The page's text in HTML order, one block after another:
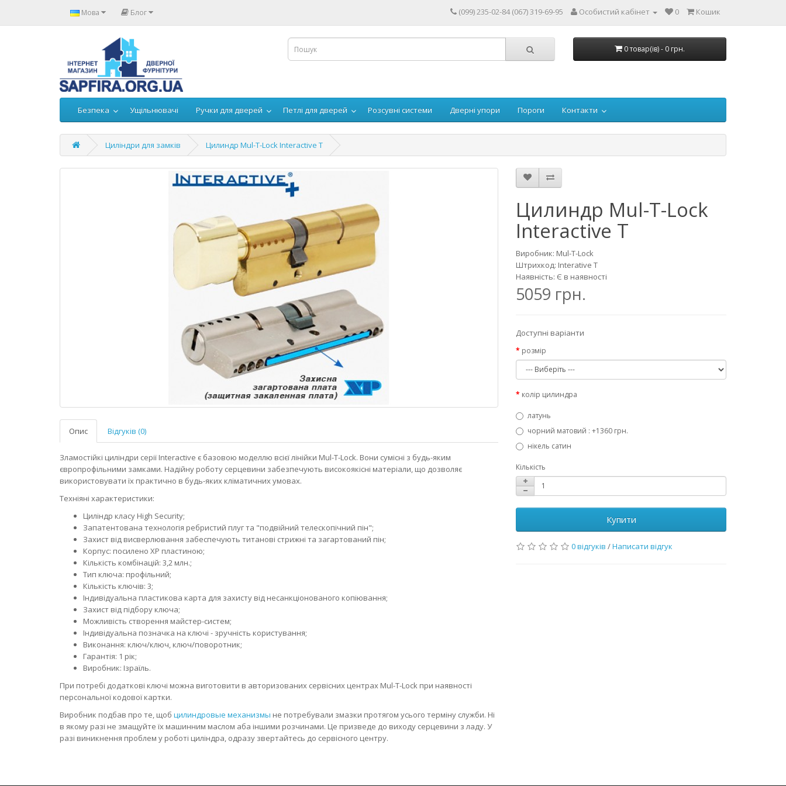
Мова Блог (099) 235-02-84 (067) 319-69-95 Особистий кабінет 0 Кошик
0 товар(ів) - 0 грн.
Безпека Ущільнювачі Ручки для дверей Петлі для дверей Розсувні системи Дверні упори Пороги Контакти
Циліндри для замків Цилиндр Mul-T-Lock Interactive T
Опис Відгуків (0)
Зламостійкі циліндри серії Interaсtive є базовою моделлю всієї лінійки Mul-T-Lock. Вони сумісні з будь-яким
європрофільними замками. Надійну роботу серцевини забезпечують високоякісні матеріали, що дозволяє
використовувати їх практично в будь-яких кліматичних умовах.
Техніяні характеристики:
Циліндр класу High Security;
Запатентована технологія ребристий плуг та "подвійний телескопічний пін";
Захист від висверлювання забеспечують титанові стрижні та загартований пін;
Корпус: посилено XP пластиною;
Кількість комбінацій: 3,2 млн.;
Тип ключа: профільний;
Кількість ключів: 3;
Індивідуальна пластикова карта для захисту від несанкціонованого копіювання;
Захист від підбору ключа;
Можливість створення майстер-систем;
Індивідуальна позначка на ключі - зручність користування;
Виконання: ключ/ключ, ключ/поворотник;
Гарантія: 1 рік;
Виробник: Ізраїль.
При потребі додаткові ключі можна виготовити в авторизованих сервісних центрах Mul-T-Lock при наявності
персональної кодової картки.
Виробник подбав про те, щоб цилиндровые механизмы не потребували змазки протягом усього терміну служби. Ні
в якому разі не змащуйте їх машинним маслом аба іншими розчинами. Це призведе до виходу серцевини з ладу. У
разі виникнення проблем у роботі циліндра, одразу звертайтесь до сервісного центру.
Цилиндр Mul-T-Lock
Interactive T
Виробник: Mul-T-Lock
Штрихкод: Interative T
Наявність: Є в наявності
5059 грн.
Доступні варіанти
розмір
колір цилиндра
латунь
чорний матовий : +1360 грн.
нікель сатин
Кількість
Купити
0 відгуків /Написати відгук